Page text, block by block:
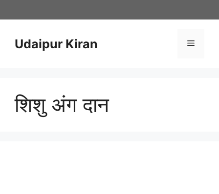
to
Udaipur Kiran Menu
शिशु अंग दान